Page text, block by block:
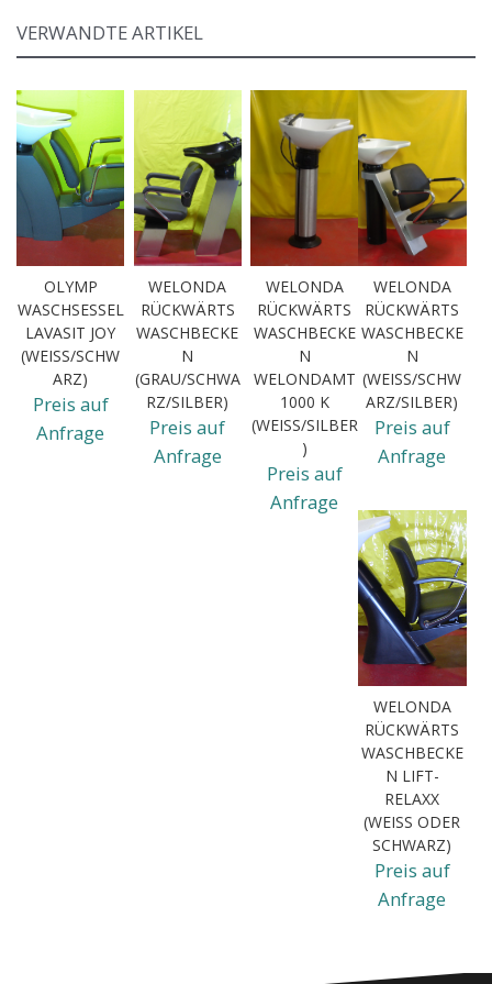
VERWANDTE ARTIKEL
OLYMP
WASCHSESSEL
LAVASIT JOY
(WEISS/SCHWA
RZ)
Preis auf
Anfrage
WELONDA
RÜCKWÄRTS
WASCHBECKE
N
(GRAU/SCHWA
RZ/SILBER)
Preis auf
Anfrage
WELONDA
RÜCKWÄRTS
WASCHBECKE
N
WELONDAMT
1000 K
(WEISS/SILBER)
Preis auf
Anfrage
WELONDA
RÜCKWÄRTS
WASCHBECKE
N
(WEISS/SCHWA
RZ/SILBER)
Preis auf
Anfrage
WELONDA
RÜCKWÄRTS
WASCHBECKE
N LIFT-
RELAXX
(WEISS ODER S
CHWARZ)
Preis auf
Anfrage